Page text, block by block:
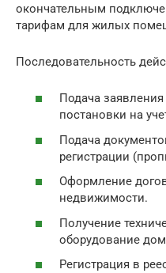
окончательным
тарифам для жилых
Последовательность
Подача
постановки на
Подача
регистрации
Оформление
недвижимости.
Получение
оборудование
Регистрация в